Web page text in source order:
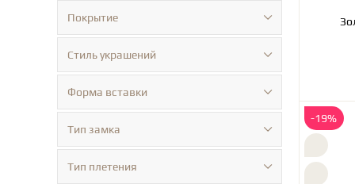
Покрытие
Стиль украшений
Форма вставки
Тип замка
Тип плетения
-19%